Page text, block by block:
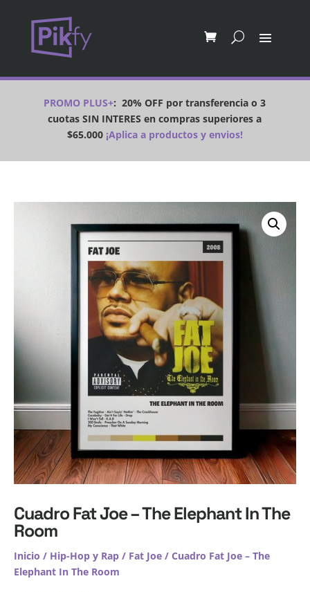
PROMO PLUS+:20% OFF por transferencia o 3
cuotas SIN INTERES en compras superiores a
$65.000¡Aplica a productos y envios!
Cuadro Fat Joe – The Elephant In The
Room
Inicio / Hip-Hop y Rap / Fat Joe / Cuadro Fat Joe – The
Elephant In The Room